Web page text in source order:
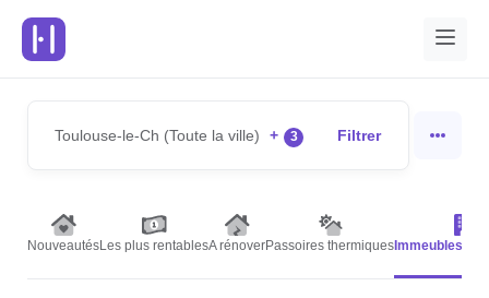
Toulouse-le-Ch (Toute la ville) + 3 Filtrer
NouveautésLes plus rentablesA rénoverPassoires thermiques Immeubles de